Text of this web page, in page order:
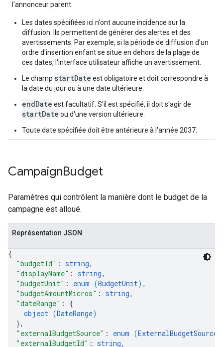
l'annonceur parent.
Les dates spécifiées ici n'ont aucune incidence sur la
diffusion. Ils permettent de générer des alertes et des
avertissements. Par exemple, si la période de diffusion d'un
ordre d'insertion enfant se situe en dehors de la plage de
ces dates, l'interface utilisateur affiche un avertissement.
Le champ startDate est obligatoire et doit correspondre à
la date du jour ou à une date ultérieure.
endDate est facultatif. S'il est spécifié, il doit s'agir de
startDate ou d'une version ultérieure.
Toute date spécifiée doit être antérieure à l'année 2037.
CampaignBudget
Paramètres qui contrôlent la manière dont le budget de la
campagne est alloué.
Représentation JSON
{
"budgetId" : string,
"displayName" : string,
"budgetUnit" : enum (BudgetUnit) ,
"budgetAmountMicros" : string,
"dateRange" : {
object (DateRange)
},
"externalBudgetSource" : enum (ExternalBudgetSource
"externalBudgetId" : string,